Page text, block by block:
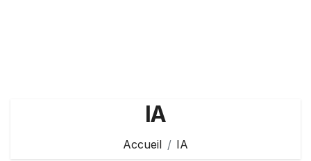
IA
Accueil IA